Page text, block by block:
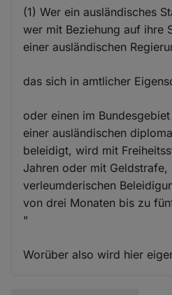
(1) Wer ein ausländisches
wer mit Beziehung auf ihre
einer ausländischen
das sich in amtlicher
oder einen im
einer ausländischen
beleidigt, wird mit
Jahren oder mit Geldstrafe,
verleumderischen
von drei Monaten bis zu
"
Worüber also wird hier